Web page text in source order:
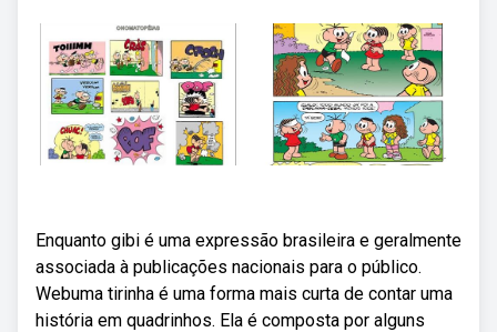
Enquanto gibi é uma expressão brasileira e geralmente
associada à publicações nacionais para o público.
Webuma tirinha é uma forma mais curta de contar uma
história em quadrinhos. Ela é composta por alguns